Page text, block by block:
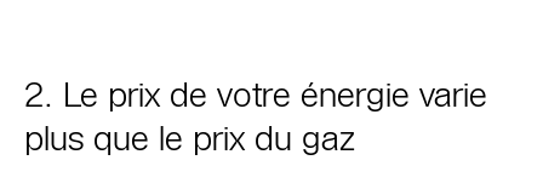
2. Le prix de votre énergie varie
plus que le prix du gaz